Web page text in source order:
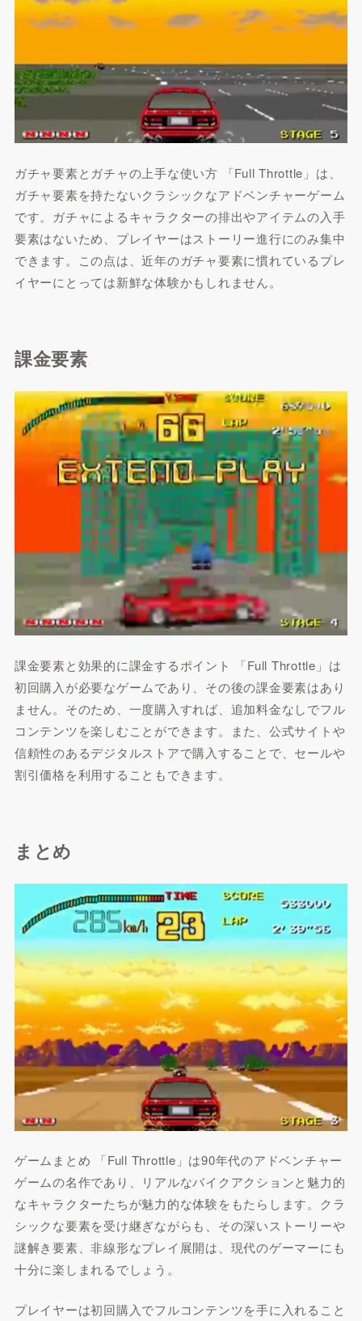
ガチャ要素とガチャの上手な使い方 「Full Throttle」は、
ガチャ要素を持たないクラシックなアドベンチャーゲーム
です。ガチャによるキャラクターの排出やアイテムの入手
要素はないため、プレイヤーはストーリー進行にのみ集中
できます。この点は、近年のガチャ要素に慣れているプレ
イヤーにとっては新鮮な体験かもしれません。
課金要素
課金要素と効果的に課金するポイント 「Full Throttle」は
初回購入が必要なゲームであり、その後の課金要素はあり
ません。そのため、一度購入すれば、追加料金なしでフル
コンテンツを楽しむことができます。また、公式サイトや
信頼性のあるデジタルストアで購入することで、セールや
割引価格を利用することもできます。
まとめ
ゲームまとめ 「Full Throttle」は90年代のアドベンチャー
ゲームの名作であり、リアルなバイクアクションと魅力的
なキャラクターたちが魅力的な体験をもたらします。クラ
シックな要素を受け継ぎながらも、その深いストーリーや
謎解き要素、非線形なプレイ展開は、現代のゲーマーにも
十分に楽しまれるでしょう。
プレイヤーは初回購入でフルコンテンツを手に入れること